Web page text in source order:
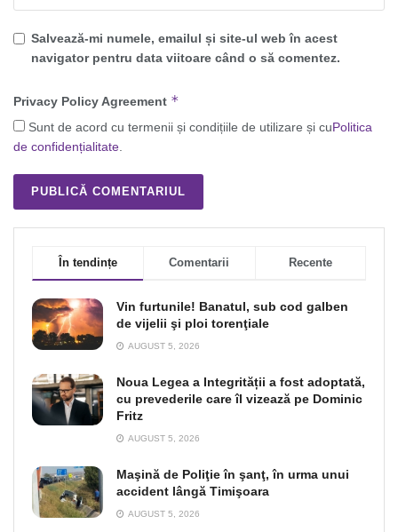
Salvează-mi numele, emailul și site-ul web în acest
navigator pentru data viitoare când o să comentez.
Privacy Policy Agreement *
Sunt de acord cu termenii și condițiile de utilizare și cuPolitica
de confidențialitate.
În tendințe Comentarii Recente
Vin furtunile! Banatul, sub cod galben
de vijelii şi ploi torenţiale
AUGUST 5, 2026
Noua Legea a Integrității a fost adoptată,
cu prevederile care îl vizează pe Dominic
Fritz
AUGUST 5, 2026
Maşină de Poliţie în şanţ, în urma unui
accident lângă Timişoara
AUGUST 5, 2026